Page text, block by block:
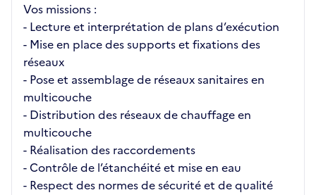
Vos missions :
- Lecture et interprétation de plans d’exécution
- Mise en place des supports et fixations des
réseaux
- Pose et assemblage de réseaux sanitaires en
multicouche
- Distribution des réseaux de chauffage en
multicouche
- Réalisation des raccordements
- Contrôle de l’étanchéité et mise en eau
- Respect des normes de sécurité et de qualité